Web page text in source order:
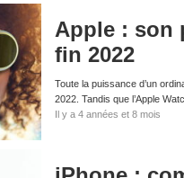
Apple : son
fin 2022
Toute la puissance d’un
2022. Tandis que l’Apple
Il y a 4 années et 8 mois